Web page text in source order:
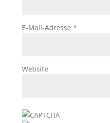
E-Mail-Adresse *
Website